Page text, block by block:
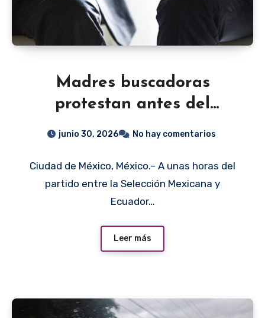
Madres buscadoras
protestan antes del
México-Ecuador; denuncian
junio 30, 2026 No hay comentarios
Ciudad de México, México.– A unas horas del
partido entre la Selección Mexicana y
Ecuador…
Leer más